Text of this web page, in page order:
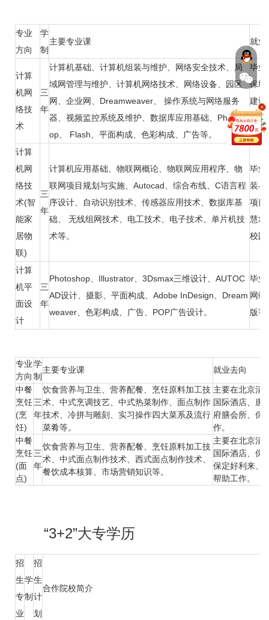
专业
方向
学
制
主要专业课 就业
计算
机网
络技
术
三
年
计算机基础、计算机组装与维护、网络安全技术、局
域网管理与维护、计算机网络技术、网络设备、园区
网、企业网、Dreamweaver、 操作系统与网络服务
器、视频监控系统及维护、数据库应用基础、Photosh
op、 Flash、平面构成、色彩构成、广告等。
毕业
保地
建设
毒、
位工
计算
机网
络技
术(智
能家
居物
联)
三
年
计算机应用基础、物联网概论、物联网应用程序、物
联网项目规划与实施、Autocad、综合布线、C语言程
序设计、自动识别技术、传感器应用技术、数据库基
础、 无线组网技术、电工技术、电子技术、单片机技
术等。
毕业
装与
项目
慧农
校园
计算
机平
面设
计
三
年
Photoshop、Illustrator、3Dsmax三维设计、AUTOC
AD设计、摄影、平面构成、Adobe InDesign、Dream
weaver、色彩构成、广告、POP广告设计。
毕业
网站
版等
专业
方向
学
制
主要专业课 就业去向
中餐
烹饪
(烹
饪)
三
年
饮食营养与卫生、营养配餐、烹饪原料加工技
术、中式烹调技艺、中式热菜制作、面点制作
技术、冷拼与雕刻、实习操作四大菜系及流行
菜肴等。
主要在北京清
国际酒店、唐
府膳会所、保
作。
中餐
烹饪
(面
点)
三
年
饮食营养与卫生、营养配餐、烹饪原料加工技
术、中式面点制作技术、西式面点制作技术、
餐饮成本核算、市场营销知识等。
主要在北京清
国际酒店、保
保定好利来、
帮助工作。
“3+2”大专学历
招
生
专
业
学
制
招
生
计
划
合作院校简介